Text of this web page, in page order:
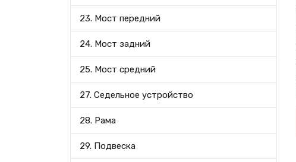
23. Мост передний
24. Мост задний
25. Мост средний
27. Седельное устройство
28. Рама
29. Подвеска